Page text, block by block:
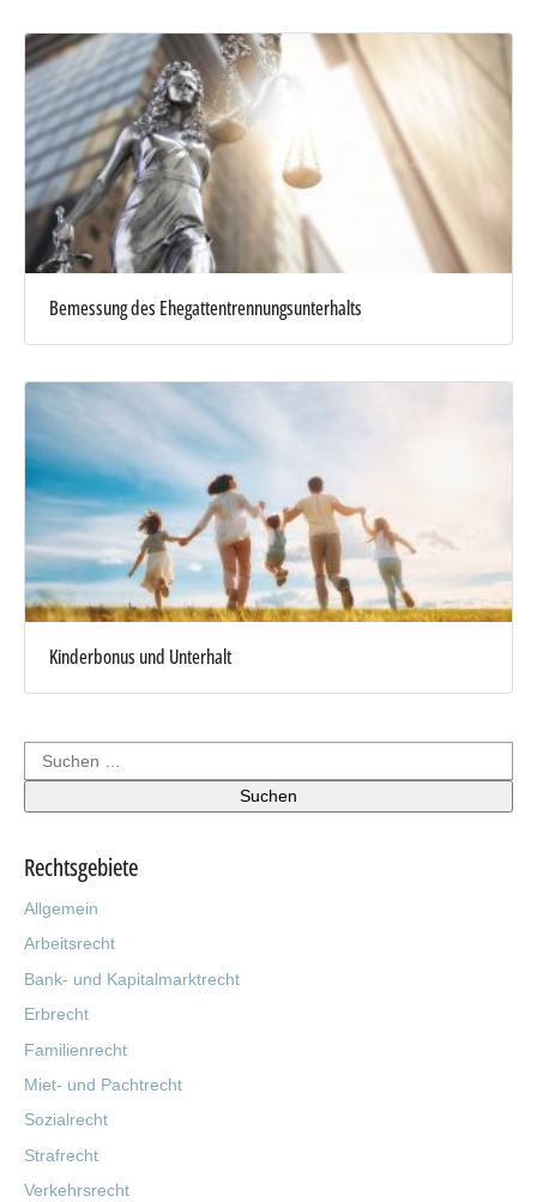
Bemessung des Ehegattentrennungsunterhalts
Kinderbonus und Unterhalt
Rechtsgebiete
Allgemein
Arbeitsrecht
Bank- und Kapitalmarktrecht
Erbrecht
Familienrecht
Miet- und Pachtrecht
Sozialrecht
Strafrecht
Verkehrsrecht